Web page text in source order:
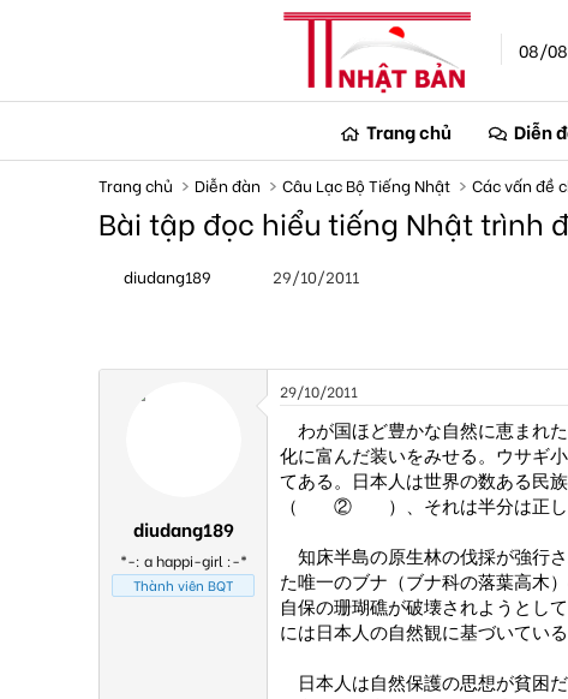
08/
Trang chủ Diễn
Trang chủ Diễn đàn Câu Lạc Bộ Tiếng Nhật Các vấn đề
Bài tập đọc hiểu tiếng Nhật trình
h
d
diudang189
ử
29/10/2011
diudang189
*-: a happi-girl :-*
Thành viên BQT
29/10/2011
わが国ほど豊かな自然に恵ま
化に富んだ装いをみせる。ウサギ
てある。日本人は世界の数ある民
（ ② ）、それは半分は正しく
知床半島の原生林の伐採が強行
た唯一のブナ（ブナ科の落葉高木
自保の珊瑚礁が破壊されようとし
には日本人の自然観に基づいている
日本人は自然保護の思想が貧困